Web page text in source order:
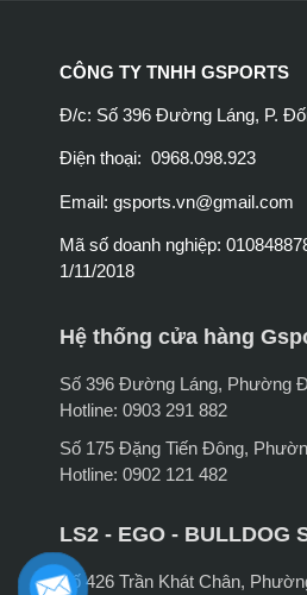
CÔNG TY TNHH GSPORTS
Đ/c: Số 396 Đường Láng, P.
Điện thoại: 0968.098.923
Email: gsports.vn@gmail.com
Mã số doanh nghiệp:
1/11/2018
Hệ thống cửa hàng
Số 396 Đường Láng, Phường
Hotline: 0903 291 882
Số 175 Đặng Tiến Đông,
Hotline: 0902 121 482
LS2 - EGO - BULLDOG
Số 426 Trần Khát Chân,